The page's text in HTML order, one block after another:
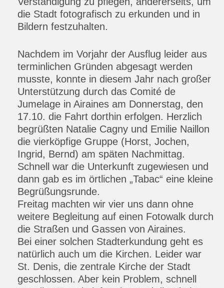
die Stadt fotografisch zu erkunden und in
Bildern festzuhalten.
Nachdem im Vorjahr der Ausflug leider aus
terminlichen Gründen abgesagt werden
musste, konnte in diesem Jahr nach großer
Unterstützung durch das Comité de
Jumelage in Airaines am Donnerstag, den
17.10. die Fahrt dorthin erfolgen. Herzlich
begrüßten Natalie Cagny und Emilie Naillon
die vierköpfige Gruppe (Horst, Jochen,
Ingrid, Bernd) am späten Nachmittag.
Schnell war die Unterkunft zugewiesen und
dann gab es im örtlichen „Tabac“ eine kleine
Begrüßungsrunde.
Freitag machten wir vier uns dann ohne
weitere Begleitung auf einen Fotowalk durch
die Straßen und Gassen von Airaines.
Bei einer solchen Stadterkundung geht es
natürlich auch um die Kirchen. Leider war
St. Denis, die zentrale Kirche der Stadt
geschlossen. Aber kein Problem, schnell